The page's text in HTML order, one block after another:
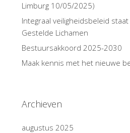
Limburg 10/05/2025)
Integraal veiligheidsbeleid
Gestelde Lichamen
Bestuursakkoord 2025-2030
Maak kennis met het nieuwe
Archieven
augustus 2025